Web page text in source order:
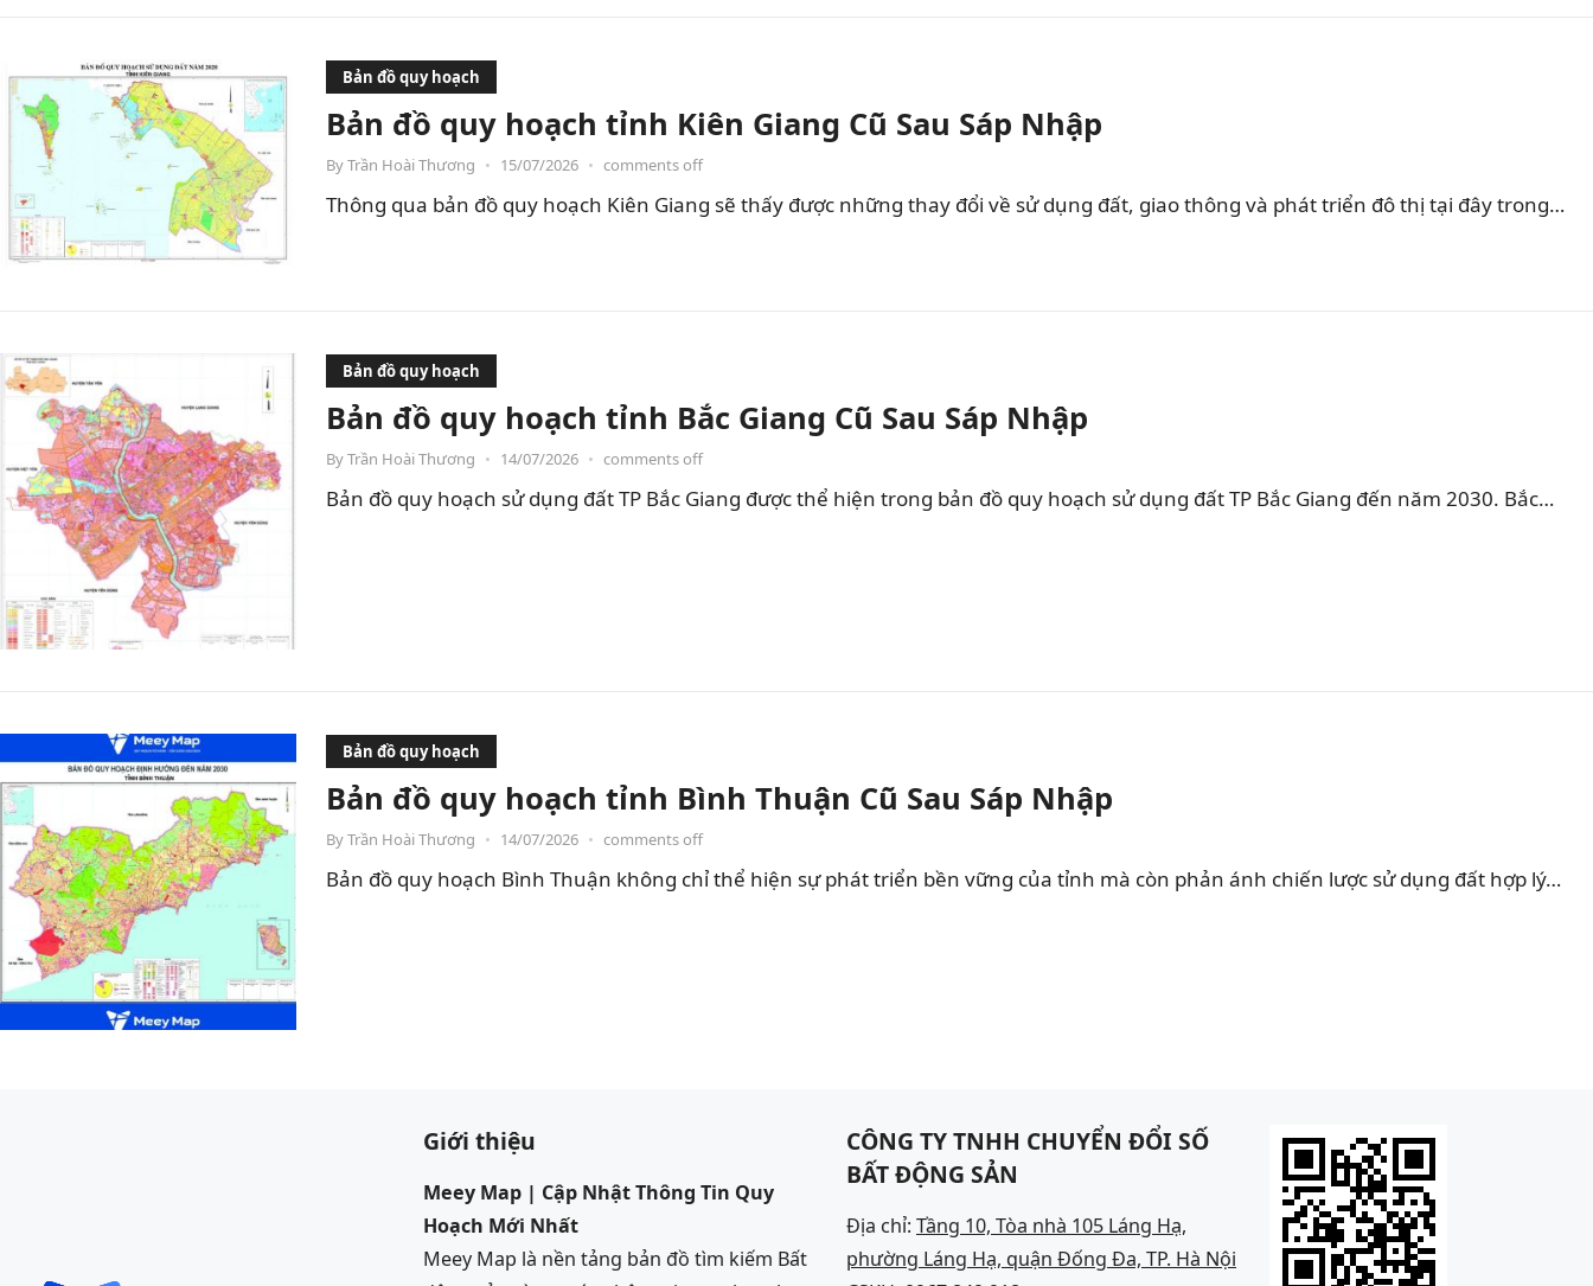
Bản đồ quy hoạch
Bản đồ quy hoạch tỉnh Kiên Giang Cũ Sau Sáp Nhập
ByTrần Hoài Thương • 15/07/2026 • comments off
Thông qua bản đồ quy hoạch Kiên Giang sẽ thấy được những thay đổi về sử dụng đất, giao thông và phát triển đô thị tại đây trong…
Bản đồ quy hoạch
Bản đồ quy hoạch tỉnh Bắc Giang Cũ Sau Sáp Nhập
ByTrần Hoài Thương • 14/07/2026 • comments off
Bản đồ quy hoạch sử dụng đất TP Bắc Giang được thể hiện trong bản đồ quy hoạch sử dụng đất TP Bắc Giang đến năm 2030. Bắc…
Bản đồ quy hoạch
Bản đồ quy hoạch tỉnh Bình Thuận Cũ Sau Sáp Nhập
ByTrần Hoài Thương • 14/07/2026 • comments off
Bản đồ quy hoạch Bình Thuận không chỉ thể hiện sự phát triển bền vững của tỉnh mà còn phản ánh chiến lược sử dụng đất hợp lý…
Giới thiệu
Meey Map | Cập Nhật Thông Tin Quy
Hoạch Mới Nhất
Meey Map là nền tảng bản đồ tìm kiếm Bất
CÔNG TY TNHH CHUYỂN ĐỔI SỐ
BẤT ĐỘNG SẢN
Địa chỉ: Tầng 10, Tòa nhà 105 Láng Hạ,
phường Láng Hạ, quận Đống Đa, TP. Hà Nội